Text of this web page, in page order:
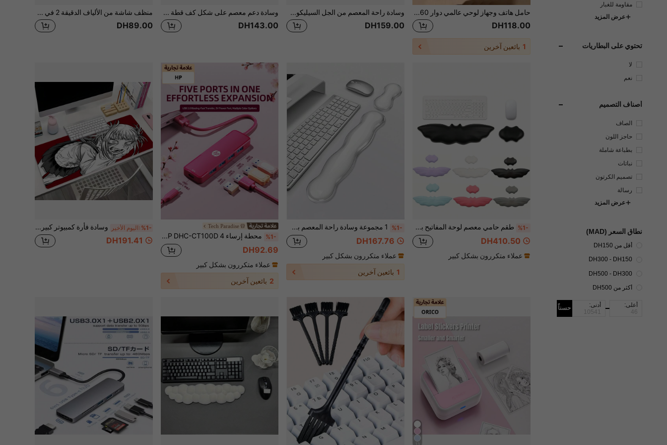
مقاومة للغبار
عرض المزيد
تحتوي على البطاريات
لا
نعم
أصناف التصميم
الصاف
حاجز اللون
بطباعة شاملة
نباتات
تصميم الكرتون
رسالة
عرض المزيد
نطاق السعر (MAD)
أقل من DH150
DH300 - DH150
DH500 - DH300
أكثر من DH500
أعلى: أدنى: حسناً
حامل هاتف وجهاز لوحي عالمي دوار 360 درجة - مقاوم للماء، امتصاص الصدمات، قابل للتعديل وصغير الحجم - ذو هيكل حديدي متين، دوران سلس والاستخدام لمدة طويلة قطعة واحدة
DH118.00
1 بائعين آخرين
وسادة راحة المعصم من الجل السيليكون، 6 أنماط بتصميم قطة كرتونية جميلة، مضادة للانزلاق لدعم المنزل والمكتب، بطراز مرسوم باليد ناعم ومريح، 22.81 * 19.2 سم، دعامة معصم المكتب، بنمط قطة كرتونية، مصنوعة من مادة السيليكون الناعمة
DH159.00
وسادة دعم معصم على شكل كف قطة مريحة، وسادة دعم معصم جل لراحة الفأرة، وسادة مريحة لتخفيف آلام اليد، وسادة معصم سيليكون للراحة للمكتب والمدرسة والمنزل والكمبيوتر المحمول
DH143.00
منظف شاشة من الألياف الدقيقة 2 في 1 (بدون سائل تنظيف)، زجاجة رش، مناسب للهواتف والأجهزة اللوحية وأجهزة الكمبيوتر، قطعة تنظيف من الألياف الدقيقة، مناسب لهواتف وأجهزة شاومي وأبل اللوحية
DH89.00
%1- طقم حامي معصم لوحة المفاتيح بشكل خفاش من جلد البولي يوريثان وحامي معصم الماوس مع قاع مطاطي مضاد للانزلاق، ناعم ومريح، دعم اليد لتخفيف التعب، مناسب لأجهزة الكمبيوتر المكتبية/محطة عمل الكمبيوتر المحمول، حامي معصم فاخر
DH410.50
عملاء متكررون بشكل كبير
%1- 1 مجموعة وسادة راحة المعصم بشكل موجة بلورية شفافة لوسادة الماوس، وسادة راحة راحة اليد للوحة المفاتيح، وسادة دعم المعصم - باردة ومريحة
DH167.76
عملاء متكررون بشكل كبير
1 بائعين آخرين
Tech Paradise
%1- محطة إرساء HP DHC-CT100D 4-في-1 من نوع Type-C، عرض HDMI بدقة 4K، شحن سريع PD، محول USB 2.0، متوافقة مع Apple MacBook وجميع أجهزة الكمبيوتر المحمولة من نوع Type-C، باللون الأحمر الوردي
DH92.69
عملاء متكررون بشكل كبير
2 بائعين آخرين
%1- اليوم الأخير وسادة فأرة كمبيوتر كبيرة الحجم بتصميم فتاة أنمي، حصيرة حماية مكتب جمالية، وسادة فأرة مطاطية قابلة للغسل وذات حواف مانعة للانزلاق متوفرة بأحجام متعددة، مناسبة للمنزل والمكتب، هدية رائعة للعائلة والأصدقاء
DH191.41